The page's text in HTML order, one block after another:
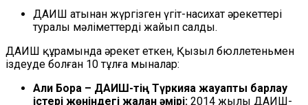
ДАИШ атынан жүргізген үгіт-насихат әрекеттері
туралы мәліметтерді жайып салды.
ДАИШ құрамында әрекет еткен, Қызыл бюллетеньмен
іздеуде болған 10 тұлға мыналар:
Али Бора – ДАИШ-тің Түркияға жауапты барлау
істері жөніндегі жалған әмірі: 2014 жылы ДАИШ-